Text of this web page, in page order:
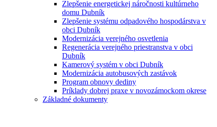
Zlepšenie energetickej náročnosti kultúrneho
domu Dubník
Zlepšenie systému odpadového hospodárstva v
obci Dubník
Modernizácia verejného osvetlenia
Regenerácia verejného priestranstva v obci
Dubník
Kamerový systém v obci Dubník
Modernizácia autobusových zastávok
Program obnovy dediny
Príklady dobrej praxe v novozámockom okrese
Základné dokumenty